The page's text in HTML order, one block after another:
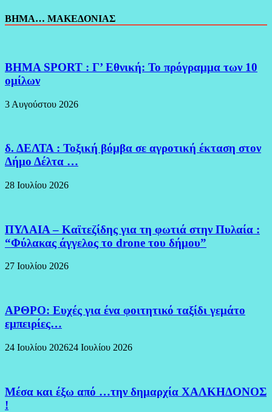
ΒΗΜΑ… ΜΑΚΕΔΟΝΙΑΣ
BHMA SPORT : Γ’ Εθνική: Το πρόγραμμα των 10
ομίλων
3 Αυγούστου 2026
δ. ΔΕΛΤΑ : Τοξική βόμβα σε αγροτική έκταση στον
Δήμο Δέλτα …
28 Ιουλίου 2026
ΠΥΛΑΙΑ – Καϊτεζίδης για τη φωτιά στην Πυλαία :
“Φύλακας άγγελος το drone του δήμου”
27 Ιουλίου 2026
ΑΡΘΡΟ: Ευχές για ένα φοιτητικό ταξίδι γεμάτο
εμπειρίες…
24 Ιουλίου 202624 Ιουλίου 2026
Μέσα και έξω από …την δημαρχία ΧΑΛΚΗΔΟΝΟΣ
!